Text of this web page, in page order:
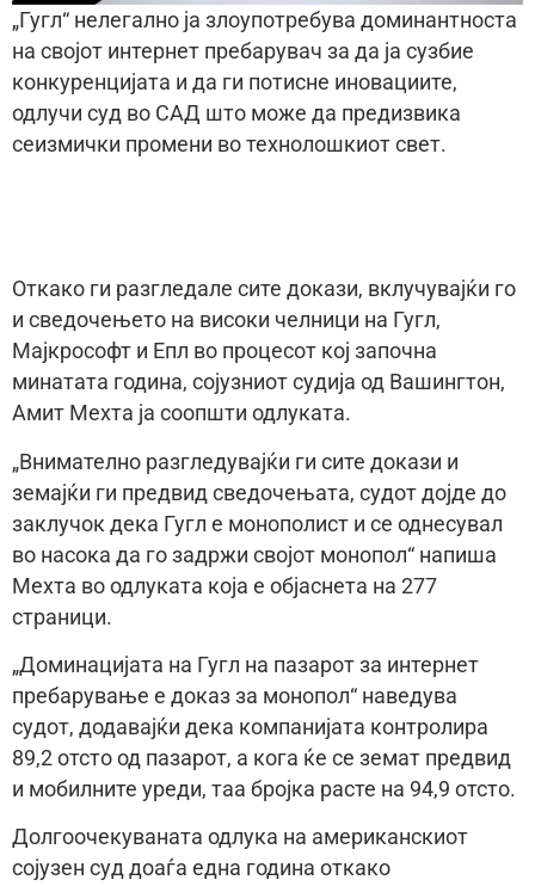
„Гугл“ нелегално ја злоупотребува доминантноста
на својот интернет пребарувач за да ја сузбие
конкуренцијата и да ги потисне иновациите,
одлучи суд во САД што може да предизвика
сеизмички промени во технолошкиот свет.
Откако ги разгледале сите докази, вклучувајќи го
и сведочењето на високи челници на Гугл,
Мајкрософт и Епл во процесот кој започна
минатата година, сојузниот судија од Вашингтон,
Амит Мехта ја соопшти одлуката.
„Внимателно разгледувајќи ги сите докази и
земајќи ги предвид сведочењата, судот дојде до
заклучок дека Гугл е монополист и се однесувал
во насока да го задржи својот монопол“ напиша
Мехта во одлуката која е објаснета на 277
страници.
„Доминацијата на Гугл на пазарот за интернет
пребарување е доказ за монопол“ наведува
судот, додавајќи дека компанијата контролира
89,2 отсто од пазарот, а кога ќе се земат предвид
и мобилните уреди, таа бројка расте на 94,9 отсто.
Долгоочекуваната одлука на американскиот
сојузен суд доаѓа една година откако